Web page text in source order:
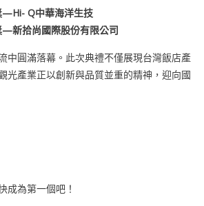
—Hi- Q中華海洋生技
—新拾尚國際股份有限公司
中圓滿落幕。此次典禮不僅展現台灣飯店產
光產業正以創新與品質並重的精神，迎向國
成為第一個吧！